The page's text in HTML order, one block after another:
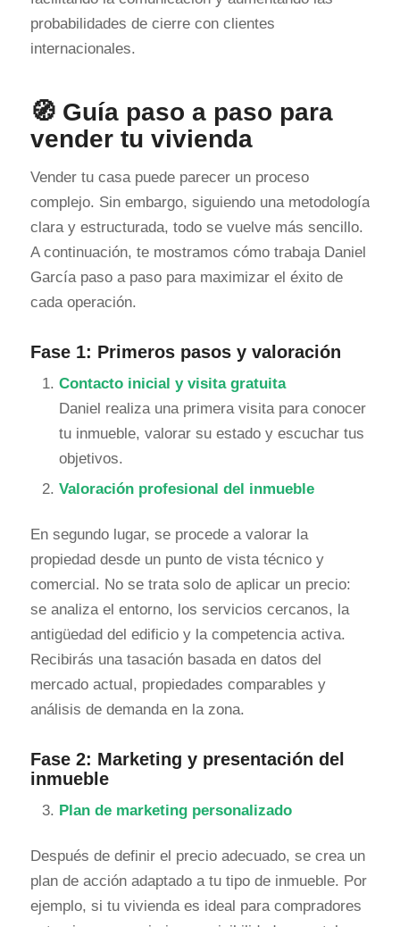
probabilidades de cierre con clientes
internacionales.
🧭 Guía paso a paso para
vender tu vivienda
Vender tu casa puede parecer un proceso
complejo. Sin embargo, siguiendo una metodología
clara y estructurada, todo se vuelve más sencillo.
A continuación, te mostramos cómo trabaja Daniel
García paso a paso para maximizar el éxito de
cada operación.
Fase 1: Primeros pasos y valoración
Contacto inicial y visita gratuita
Daniel realiza una primera visita para conocer
tu inmueble, valorar su estado y escuchar tus
objetivos.
Valoración profesional del inmueble
En segundo lugar, se procede a valorar la
propiedad desde un punto de vista técnico y
comercial. No se trata solo de aplicar un precio:
se analiza el entorno, los servicios cercanos, la
antigüedad del edificio y la competencia activa.
Recibirás una tasación basada en datos del
mercado actual, propiedades comparables y
análisis de demanda en la zona.
Fase 2: Marketing y presentación del
inmueble
Plan de marketing personalizado
Después de definir el precio adecuado, se crea un
plan de acción adaptado a tu tipo de inmueble. Por
ejemplo, si tu vivienda es ideal para compradores